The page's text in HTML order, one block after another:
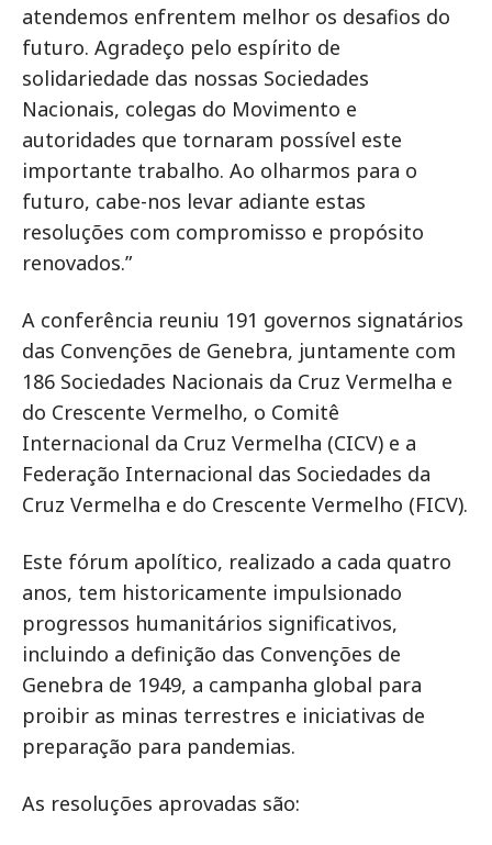
atendemos enfrentem melhor os desafios do
futuro. Agradeço pelo espírito de
solidariedade das nossas Sociedades
Nacionais, colegas do Movimento e
autoridades que tornaram possível este
importante trabalho. Ao olharmos para o
futuro, cabe-nos levar adiante estas
resoluções com compromisso e propósito
renovados.”
A conferência reuniu 191 governos signatários
das Convenções de Genebra, juntamente com
186 Sociedades Nacionais da Cruz Vermelha e
do Crescente Vermelho, o Comitê
Internacional da Cruz Vermelha (CICV) e a
Federação Internacional das Sociedades da
Cruz Vermelha e do Crescente Vermelho (FICV).
Este fórum apolítico, realizado a cada quatro
anos, tem historicamente impulsionado
progressos humanitários significativos,
incluindo a definição das Convenções de
Genebra de 1949, a campanha global para
proibir as minas terrestres e iniciativas de
preparação para pandemias.
As resoluções aprovadas são: